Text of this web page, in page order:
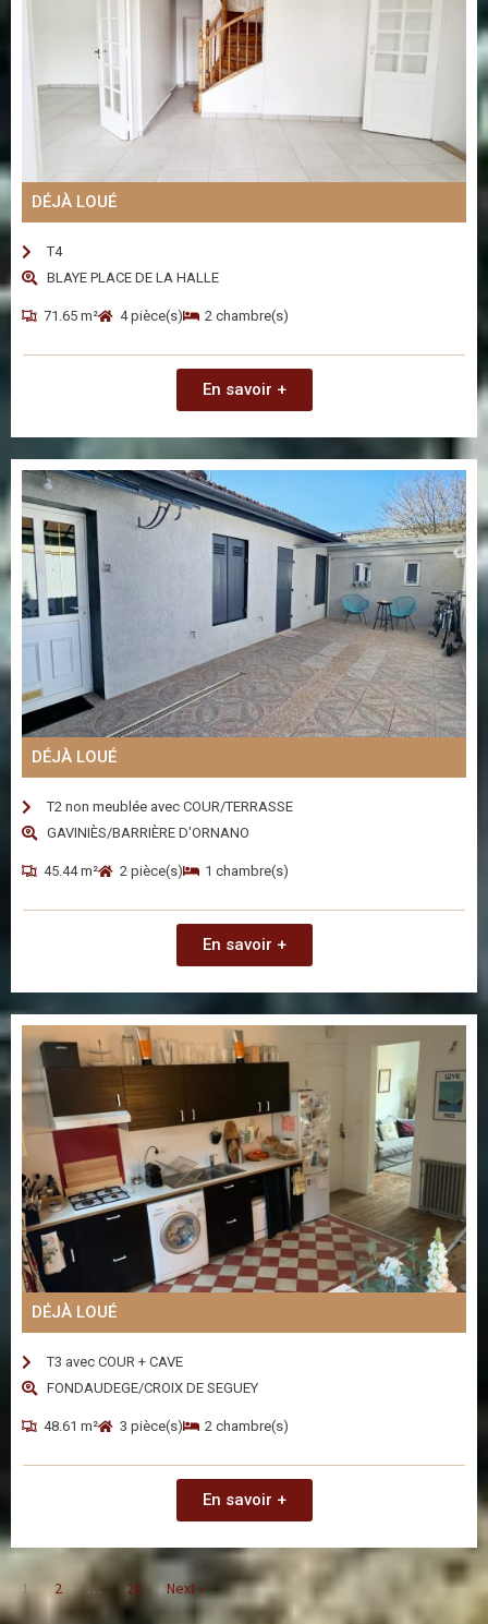
DÉJÀ LOUÉ
T4
BLAYE PLACE DE LA HALLE
71.65 m² 4 pièce(s) 2 chambre(s)
En savoir +
DÉJÀ LOUÉ
T2 non meublée avec COUR/TERRASSE
GAVINIÈS/BARRIÈRE D'ORNANO
45.44 m² 2 pièce(s) 1 chambre(s)
En savoir +
DÉJÀ LOUÉ
T3 avec COUR + CAVE
FONDAUDEGE/CROIX DE SEGUEY
48.61 m² 3 pièce(s) 2 chambre(s)
En savoir +
1 2 … 28 Next »